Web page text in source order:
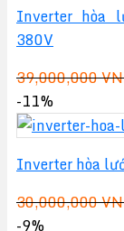
Inverter hòa
380V
39,000,000
-11%
Inverter hòa
30,000,000
-9%